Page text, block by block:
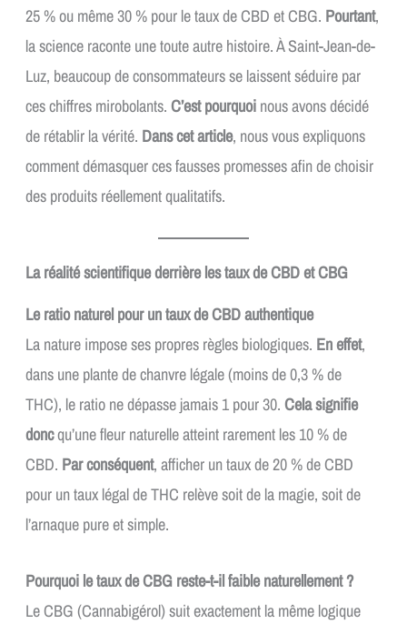
25 % ou même 30 % pour le taux de CBD et CBG. Pourtant,
la science raconte une toute autre histoire. À Saint-Jean-de-
Luz, beaucoup de consommateurs se laissent séduire par
ces chiffres mirobolants.C’est pourquoi nous avons décidé
de rétablir la vérité. Dans cet article, nous vous expliquons
comment démasquer ces fausses promesses afin de choisir
des produits réellement qualitatifs.
La réalité scientifique derrière les taux de CBD et CBG
Le ratio naturel pour un taux de CBD authentique
La nature impose ses propres règles biologiques. En effet,
dans une plante de chanvre légale (moins de 0,3 % de
THC), le ratio ne dépasse jamais 1 pour 30.Cela signifie
doncqu’une fleur naturelle atteint rarement les 10 % de
CBD. Par conséquent, afficher un taux de 20 % de CBD
pour un taux légal de THC relève soit de la magie, soit de
l’arnaque pure et simple.
Pourquoi le taux de CBG reste-t-il faible naturellement ?
Le CBG (Cannabigérol) suit exactement la même logique